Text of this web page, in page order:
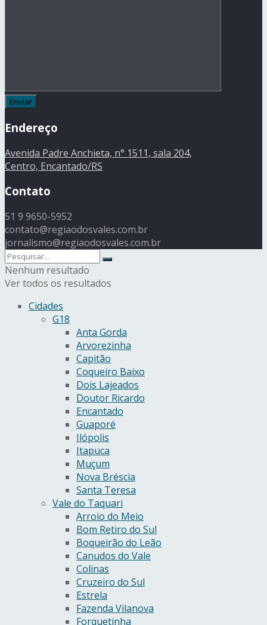
Endereço
Avenida Padre Anchieta, n° 1511, sala 204,
Centro, Encantado/RS
Contato
51 9 9650-5952
contato@regiaodosvales.com.br
jornalismo@regiaodosvales.com.br
Nenhum resultado
Ver todos os resultados
Cidades
G18
Anta Gorda
Arvorezinha
Capitão
Coqueiro Baixo
Dois Lajeados
Doutor Ricardo
Encantado
Guaporé
Ilópolis
Itapuca
Muçum
Nova Bréscia
Santa Teresa
Vale do Taquari
Arroio do Meio
Bom Retiro do Sul
Boqueirão do Leão
Canudos do Vale
Colinas
Cruzeiro do Sul
Estrela
Fazenda Vilanova
Forquetinha